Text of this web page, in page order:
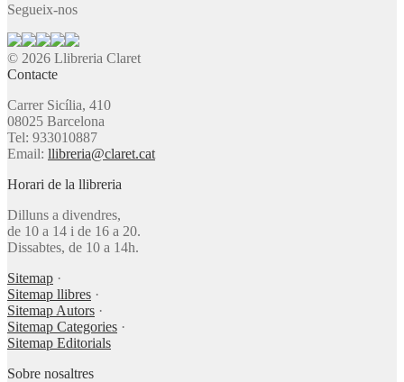
Segueix-nos
© 2026 Llibreria Claret
Contacte
Carrer Sicília, 410
08025 Barcelona
Tel: 933010887
Email: llibreria@claret.cat
Horari de la llibreria
Dilluns a divendres,
de 10 a 14 i de 16 a 20.
Dissabtes, de 10 a 14h.
Sitemap ·
Sitemap llibres ·
Sitemap Autors ·
Sitemap Categories ·
Sitemap Editorials
Sobre nosaltres